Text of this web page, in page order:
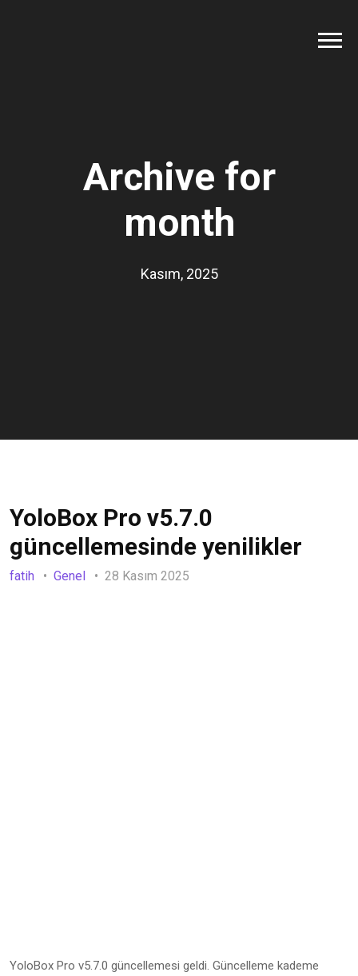
Archive for
month
Kasım, 2025
YoloBox Pro v5.7.0
güncellemesinde yenilikler
fatih Genel 28 Kasım 2025
YoloBox Pro v5.7.0 güncellemesi geldi. Güncelleme kademe